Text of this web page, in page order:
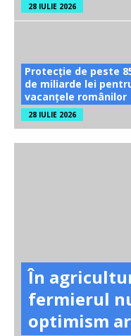
28 IULIE 2026
Protecție de peste
de miliarde lei
vacanțele românilor
28 IULIE 2026
În
fermierul
optimism